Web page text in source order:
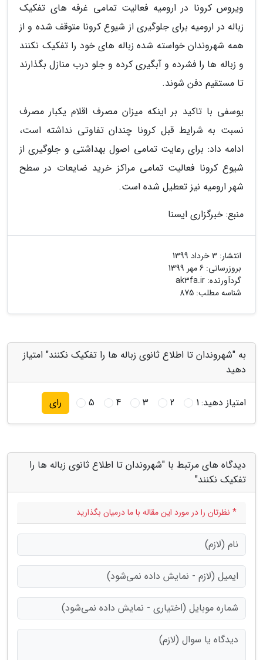
ویروس کرونا در ارومیه فعالیت تمامی غرفه های تفکیک
زباله در ارومیه برای جلوگیری از شیوع کرونا متوقف شده و از
همه شهروندان خواسته شده زباله های خود را تفکیک نکنند
و زباله ها را فشرده و آبگیری کرده و جلو درب منازل بگذارند
تا مستقیم دفن شوند.
یوسفی با تاکید بر اینکه میزان مصرف اقلام یکبار مصرف
نسبت به شرایط قبل کرونا چندان تفاوتی نداشته است،
ادامه داد: برای رعایت تمامی اصول بهداشتی و جلوگیری از
شیوع کرونا فعالیت تمامی مراکز خرید ضایعات در سطح
شهر ارومیه نیز تعطیل شده است.
منبع: خبرگزاری ایسنا
انتشار: 3 خرداد 1399
بروزرسانی: 6 مهر 1399
گردآورنده: ak3fa.ir
شناسه مطلب: 875
به "شهروندان تا اطلاع ثانوی زباله ها را تفکیک نکنند" امتیاز
دهید
امتیاز دهید:1
2
3
4
5 رای
دیدگاه های مرتبط با "شهروندان تا اطلاع ثانوی زباله ها را
تفکیک نکنند"
* نظرتان را در مورد این مقاله با ما درمیان بگذارید